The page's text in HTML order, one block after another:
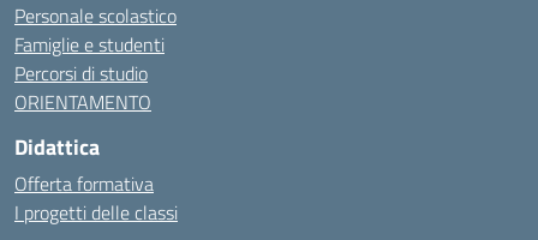
Personale scolastico
Famiglie e studenti
Percorsi di studio
ORIENTAMENTO
Didattica
Offerta formativa
I progetti delle classi